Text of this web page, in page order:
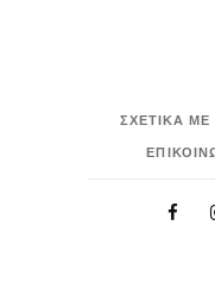
ΣΧΕΤΙΚΑ